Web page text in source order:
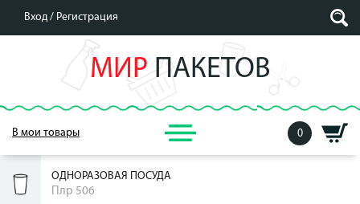
Вход / Регистрация
МИР ПАКЕТОВ
В мои товары 0
ОДНОРАЗОВАЯ ПОСУДА
Плр 506